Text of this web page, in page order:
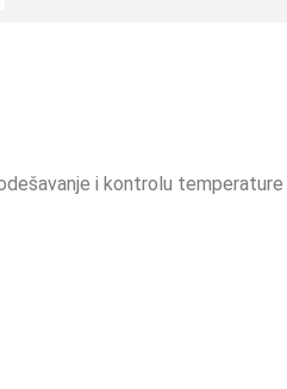
i kontrolu